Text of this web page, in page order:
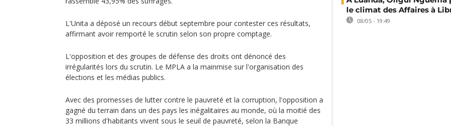
L'Unita a déposé un recours début septembre pour contester ces résultats,
affirmant avoir remporté le scrutin selon son propre comptage.
L'opposition et des groupes de défense des droits ont dénoncé des
irrégularités lors du scrutin. Le MPLA a la mainmise sur l'organisation des
élections et les médias publics.
Avec des promesses de lutter contre le pauvreté et la corruption, l'opposition a
gagné du terrain dans un des pays les inégalitaires au monde, où la moitié des
33 millions d'habitants vivent sous le seuil de pauvreté, selon la Banque
le climat des Affaires à
08/05 - 19:49